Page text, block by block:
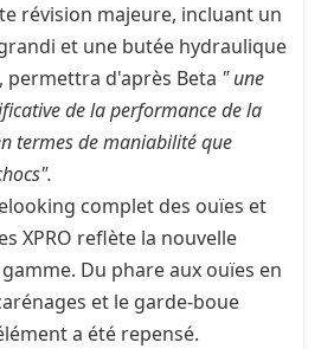
révision majeure, incluant un
et une butée hydraulique
permettra d'après Beta " une
de la performance de la
termes de maniabilité que
complet des ouïes et
XPRO reflète la nouvelle
Du phare aux ouïes en
et le garde-boue
a été repensé.